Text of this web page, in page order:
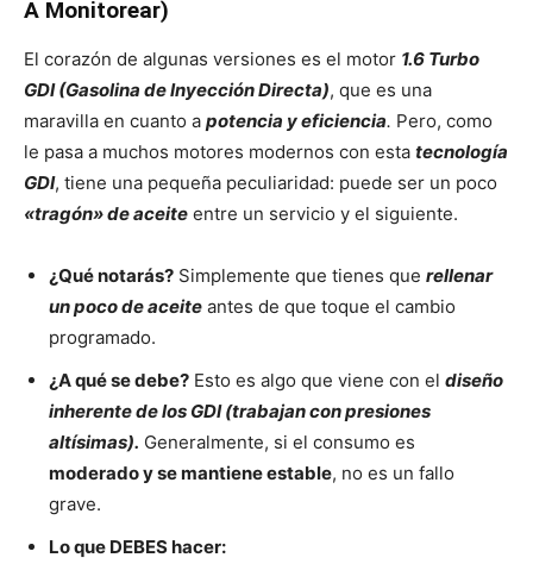
A Monitorear)
El corazón de algunas versiones es el motor 1.6 Turbo
GDI (Gasolina de Inyección Directa), que es una
maravilla en cuanto a potencia y eficiencia. Pero, como
le pasa a muchos motores modernos con esta tecnología
GDI, tiene una pequeña peculiaridad: puede ser un poco
«tragón» de aceite entre un servicio y el siguiente.
¿Qué notarás? Simplemente que tienes que rellenar
un poco de aceite antes de que toque el cambio
programado.
¿A qué se debe? Esto es algo que viene con el diseño
inherente de los GDI (trabajan con presiones
altísimas). Generalmente, si el consumo es
moderado y se mantiene estable, no es un fallo
grave.
Lo que DEBES hacer: